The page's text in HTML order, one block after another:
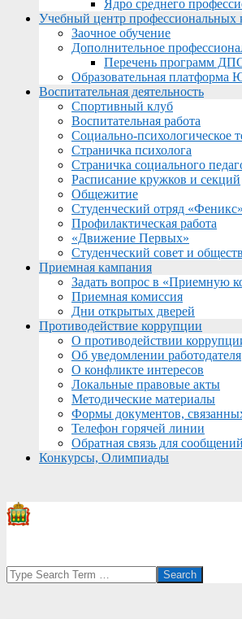
Ядро среднего
Учебный центр профессиональных
Заочное обучение
Дополнительное
Перечень программ
Образовательная платформа
Воспитательная деятельность
Спортивный клуб
Воспитательная работа
Социально-психологическое
Страничка психолога
Страничка социального
Расписание кружков и секций
Общежитие
Студенческий отряд «Феникс»
Профилактическая работа
«Движение Первых»
Студенческий совет и
Приемная кампания
Задать вопрос в «Приемную
Приемная комиссия
Дни открытых дверей
Противодействие коррупции
О противодействии
Об уведомлении работодателя
О конфликте интересов
Локальные правовые акты
Методические материалы
Формы документов,
Телефон горячей линии
Обратная связь для
Конкурсы, Олимпиады
Search